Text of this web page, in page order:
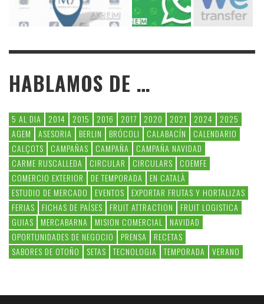
HABLAMOS DE …
5 AL DIA 2014 2015 2016 2017 2020 2021 2024
2025
AGEM
ASESORIA BERLIN BRÓCOLI CALABACÍN
CALENDARIO
CALÇOTS
CAMPAÑAS CAMPAÑA
CAMPAÑA NAVIDAD
CARME RUSCALLEDA
CIRCULAR CIRCULARS
COEMFE
COMERCIO EXTERIOR
DE TEMPORADA
EN CATALÀ
ESTUDIO DE MERCADO
EVENTOS
EXPORTAR FRUTAS Y HORTALIZAS
FERIAS
FICHAS DE PAÍSES FRUIT ATTRACTION
FRUIT LOGISTICA
GUIAS
MERCABARNA MISION COMERCIAL
NAVIDAD
OPORTUNIDADES DE NEGOCIO
PRENSA
RECETAS
SABORES DE OTOÑO
SETAS TECNOLOGIA TEMPORADA VERANO